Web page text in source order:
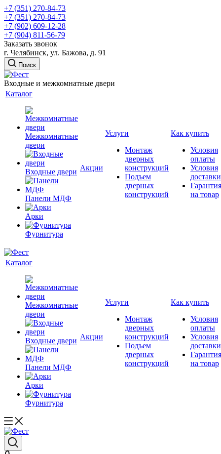
+7 (351) 270-84-73
+7 (351) 270-84-73
+7 (902) 609-12-28
+7 (904) 811-56-79
Заказать звонок
г. Челябинск, ул. Бажова, д. 91
Поиск
Входные и межкомнатные двери
Каталог
Межкомнатные
двери
Входные двери
Панели МДФ
Арки
Фурнитура
Акции
Услуги
Монтаж
дверных
конструкций
Подъем
дверных
конструкций
Как купить
Условия
оплаты
Условия
доставки
Гарантия
на товар
Каталог
Межкомнатные
двери
Входные двери
Панели МДФ
Арки
Фурнитура
Акции
Услуги
Монтаж
дверных
конструкций
Подъем
дверных
конструкций
Как купить
Условия
оплаты
Условия
доставки
Гарантия
на товар